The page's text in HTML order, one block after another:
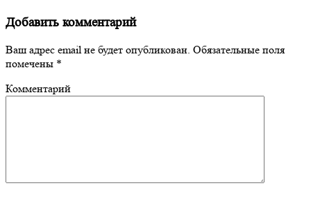
Добавить комментарий
Ваш адрес email не будет опубликован. Обязательные поля
помечены *
Комментарий